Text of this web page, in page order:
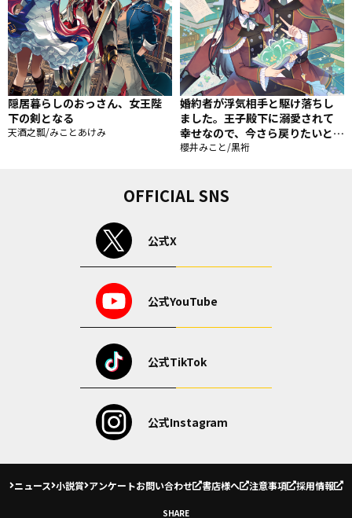
隠居暮らしのおっさん、女王陛
下の剣となる
天酒之瓢/みことあけみ
婚約者が浮気相手と駆け落ちし
ました。王子殿下に溺愛されて
幸せなので、今さら戻りたいと言
われても困ります。
櫻井みこと/黒裄
OFFICIAL SNS
公式X
公式YouTube
公式TikTok
公式Instagram
ニュース 小説賞 アンケートお問い合わせ 書店様へ 注意事項 採用情報
SHARE